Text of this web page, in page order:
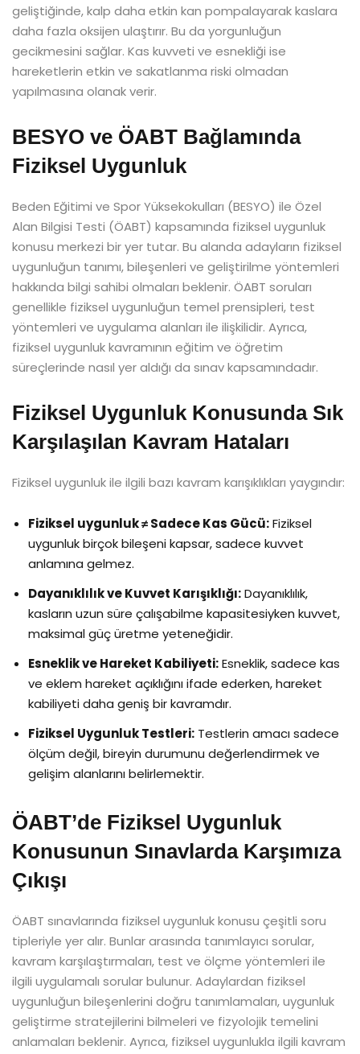
geliştiğinde, kalp daha etkin kan pompalayarak kaslara
daha fazla oksijen ulaştırır. Bu da yorgunluğun
gecikmesini sağlar. Kas kuvveti ve esnekliği ise
hareketlerin etkin ve sakatlanma riski olmadan
yapılmasına olanak verir.
BESYO ve ÖABT Bağlamında
Fiziksel Uygunluk
Beden Eğitimi ve Spor Yüksekokulları (BESYO) ile Özel
Alan Bilgisi Testi (ÖABT) kapsamında fiziksel uygunluk
konusu merkezi bir yer tutar. Bu alanda adayların fiziksel
uygunluğun tanımı, bileşenleri ve geliştirilme yöntemleri
hakkında bilgi sahibi olmaları beklenir. ÖABT soruları
genellikle fiziksel uygunluğun temel prensipleri, test
yöntemleri ve uygulama alanları ile ilişkilidir. Ayrıca,
fiziksel uygunluk kavramının eğitim ve öğretim
süreçlerinde nasıl yer aldığı da sınav kapsamındadır.
Fiziksel Uygunluk Konusunda Sık
Karşılaşılan Kavram Hataları
Fiziksel uygunluk ile ilgili bazı kavram karışıklıkları yaygındır:
Fiziksel uygunluk ≠ Sadece Kas Gücü:Fiziksel
uygunluk birçok bileşeni kapsar, sadece kuvvet
anlamına gelmez.
Dayanıklılık ve Kuvvet Karışıklığı:Dayanıklılık,
kasların uzun süre çalışabilme kapasitesiyken kuvvet,
maksimal güç üretme yeteneğidir.
Esneklik ve Hareket Kabiliyeti:Esneklik, sadece kas
ve eklem hareket açıklığını ifade ederken, hareket
kabiliyeti daha geniş bir kavramdır.
Fiziksel Uygunluk Testleri: Testlerin amacı sadece
ölçüm değil, bireyin durumunu değerlendirmek ve
gelişim alanlarını belirlemektir.
ÖABT’de Fiziksel Uygunluk
Konusunun Sınavlarda Karşımıza
Çıkışı
ÖABT sınavlarında fiziksel uygunluk konusu çeşitli soru
tipleriyle yer alır. Bunlar arasında tanımlayıcı sorular,
kavram karşılaştırmaları, test ve ölçme yöntemleri ile
ilgili uygulamalı sorular bulunur. Adaylardan fiziksel
uygunluğun bileşenlerini doğru tanımlamaları, uygunluk
geliştirme stratejilerini bilmeleri ve fizyolojik temelini
anlamaları beklenir. Ayrıca, fiziksel uygunlukla ilgili kavram